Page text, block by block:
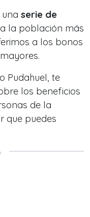
serie de
la población más
a los bonos
Pudahuel, te
los beneficios
de la
que puedes